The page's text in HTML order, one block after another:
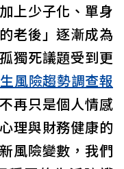
上少子化、單身
老後」逐漸成為
獨死議題受到更
風險趨勢調查報
再只是個人情感
理與財務健康的
風險變數，我們